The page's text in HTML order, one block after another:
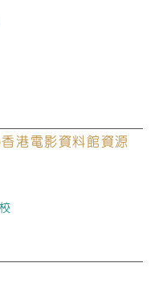
香港電影資料館資源